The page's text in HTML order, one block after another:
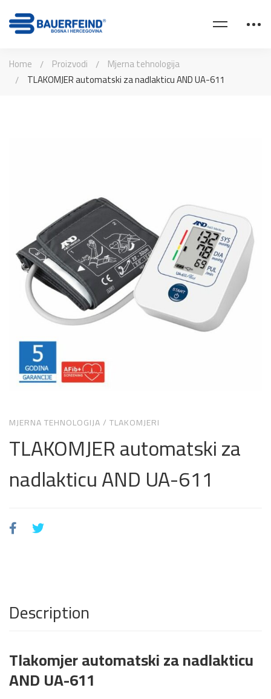
Home Proizvodi
Mjerna tehnologija
TLAKOMJER automatski za nadlakticu AND UA-611
MJERNA TEHNOLOGIJA/ TLAKOMJERI
TLAKOMJER automatski za
nadlakticu AND UA-611
Description
Tlakomjer automatski za nadlakticu
AND UA-611